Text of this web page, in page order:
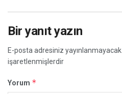
Bir yanıt yazın
E-posta adresiniz yayınlanmayacak.
işaretlenmişlerdir
Yorum *